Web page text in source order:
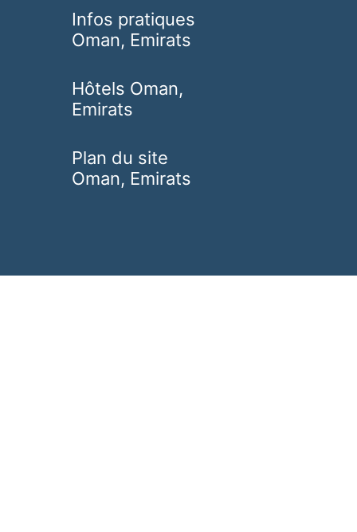
Infos pratiques
Oman, Emirats
Hôtels Oman,
Emirats
Plan du site
Oman, Emirats